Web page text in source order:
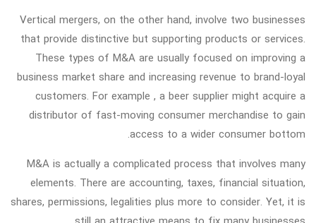
Vertical mergers, on the other hand, involve two businesses
that provide distinctive but supporting products or services.
These types of M&A are usually focused on improving a
business market share and increasing revenue to brand-loyal
customers. For example , a beer supplier might acquire a
distributor of fast-moving consumer merchandise to gain
access to a wider consumer bottom.
M&A is actually a complicated process that involves many
elements. There are accounting, taxes, financial situation,
shares, permissions, legalities plus more to consider. Yet, it is